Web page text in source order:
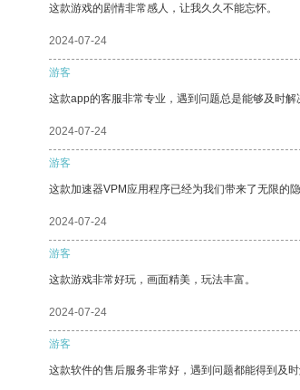
这款游戏的剧情非常感人，让我久久不能忘怀。
2024-07-24
游客
这款app的客服非常专业，遇到问题总是能够及时解
2024-07-24
游客
这款加速器VPM应用程序已经为我们带来了无限的
2024-07-24
游客
这款游戏非常好玩，画面精美，玩法丰富。
2024-07-24
游客
这款软件的售后服务非常好，遇到问题都能得到及时